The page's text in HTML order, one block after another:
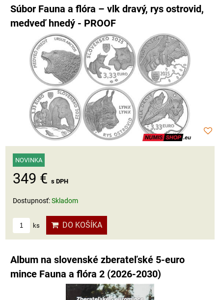
Súbor Fauna a flóra – vlk dravý, rys ostrovid,
medveď hnedý - PROOF
NOVINKA
349 € s DPH
Dostupnosť:Skladom
ks DO KOŠÍKA
Album na slovenské zberateľské 5-euro
mince Fauna a flóra 2 (2026-2030)